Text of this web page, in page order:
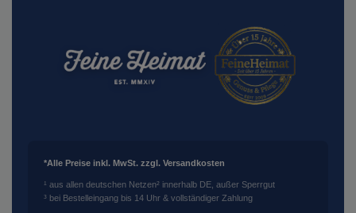
*Alle Preise inkl. MwSt. zzgl. Versandkosten
¹ aus allen deutschen Netzen² innerhalb DE, außer Sperrgut
³ bei Bestelleingang bis 14 Uhr & vollständiger Zahlung